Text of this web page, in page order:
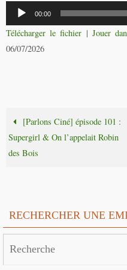
Lecteur
audio
00:00
Télécharger le fichier | Jouer
06/07/2026
[Parlons Ciné] épisode 101 :
Supergirl & On l’appelait Robin
des Bois
RECHERCHER UNE